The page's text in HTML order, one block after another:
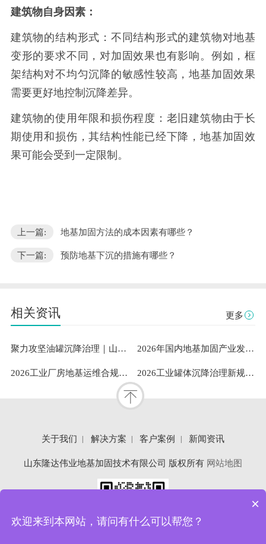
建筑物自身因素：
建筑物的结构形式：不同结构形式的建筑物对地基
变形的要求不同，对加固效果也有影响。例如，框
架结构对不均匀沉降的敏感性较高，地基加固效果
需要更好地控制沉降差异。
建筑物的使用年限和损伤程度：老旧建筑物由于长
期使用和损伤，其结构性能已经下降，地基加固效
果可能会受到一定限制。
上一篇: 地基加固方法的成本因素有哪些？
下一篇: 预防地基下沉的措施有哪些？
相关资讯 更多
聚力攻坚油罐沉降治理｜山东隆达伟业助力中石油通辽油库筑牢安全根基 2026年国内地基加固产业发展洞察：既有建筑安全与工业需求下山东隆达伟业地基加固技术有限公司成熟案例与服务能力解析
2026工业厂房地基运维合规指南：专业地坪修复服务商的稳定性测评与选型参考 2026工业罐体沉降治理新规范：标准化扶正流程与专业服务体系深度解析
关于我们 解决方案 客户案例 新闻资讯
山东隆达伟业地基加固技术有限公司 版权所有 网站地图
×
欢迎来到本网站，请问有什么可以帮您？